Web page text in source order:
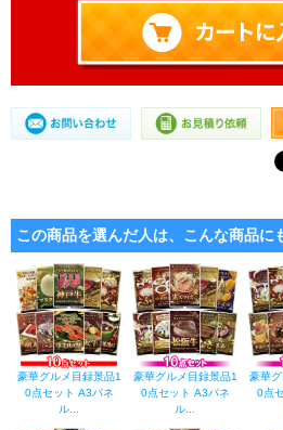
この商品を選んだ人は、こんな商品に
豪華グルメ目録景品1
0点セット A3パネ
ル...
豪華グルメ目録景品1
0点セット A3パネ
ル...
豪華
0点